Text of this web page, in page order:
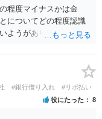
程度マイナスかは金
についてどの程度認識
ようがありません。 と
ます。
#銀行借り入れ #リボ払い
役にたった 8